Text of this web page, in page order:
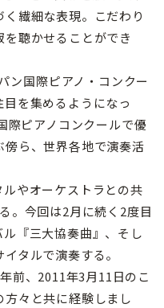
繊細な表現。こだわり
聴かせることができ
ン国際ピアノ・コンクー
を集めるようになっ
際ピアノコンクールで優
ら、世界各地で演奏活
やオーケストラとの共
。今回は2月に続く2度目
『三大協奏曲』、そし
タルで演奏する。
前、2011年3月11日のこ
々と共に経験しまし